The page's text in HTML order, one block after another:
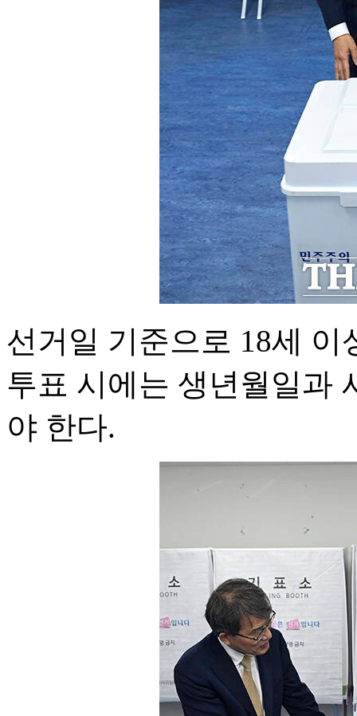
선거일 기준으로 18세
투표 시에는 생년월일과
야 한다.